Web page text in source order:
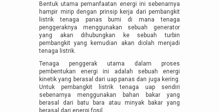
Bentuk utama pemanfaatan energi ini sebenarnya
hampir mirip dengan prinsip kerja dari pembangkit
listrik tenaga panas bumi di mana tenaga
penggeraknya menggunakan sebuah generator
yang akan dihubungkan ke sebuah turbin
pembangkit yang kemudian akan diolah menjadi
tenaga listrik.
Tenaga penggerak utama dalam proses
pembentukan energi ini adalah sebuah energi
kinetik yang berasal dari uap panas dan juga kering.
Untuk pembangkit listrik tenaga uap sendiri
sebenarnya menggunakan bahan bakar yang
berasal dari batu bara atau minyak bakar yang
berasal dari energi fosil.